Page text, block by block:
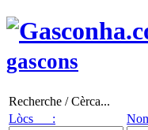
gascons
Recherche / Cèrca...
Lòcs :